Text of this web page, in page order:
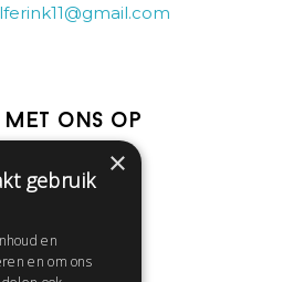
met ons op
Help
Contact
×
gebruik
en
en om ons